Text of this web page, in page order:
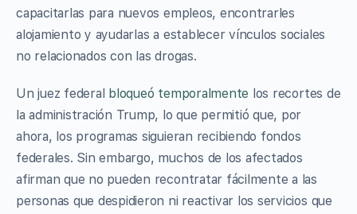
capacitarlas para nuevos empleos, encontrarles
alojamiento y ayudarlas a establecer vínculos sociales
no relacionados con las drogas.
Un juez federal bloqueó temporalmente los recortes de
la administración Trump, lo que permitió que, por
ahora, los programas siguieran recibiendo fondos
federales. Sin embargo, muchos de los afectados
afirman que no pueden recontratar fácilmente a las
personas que despidieron ni reactivar los servicios que